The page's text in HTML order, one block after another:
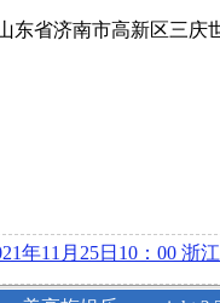
东省济南市高新区三庆
11月25日10：00 浙江凤凰尚品品牌管理有限公司举行线上